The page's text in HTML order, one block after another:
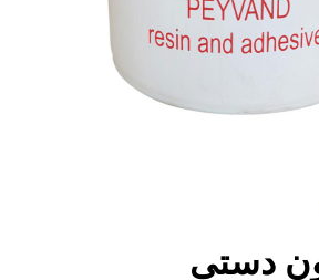
دستی